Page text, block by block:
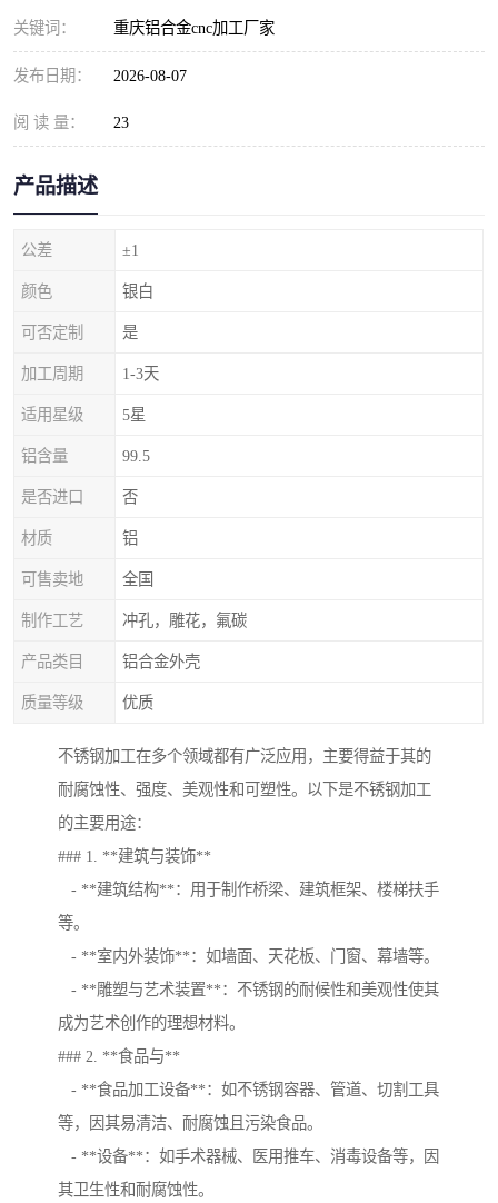
关键词： 重庆铝合金cnc加工厂家
发布日期： 2026-08-07
阅 读 量： 23
产品描述
公差 ±1
颜色 银白
可否定制 是
加工周期 1-3天
适用星级 5星
铝含量 99.5
是否进口 否
材质 铝
可售卖地 全国
制作工艺 冲孔，雕花，氟碳
产品类目 铝合金外壳
质量等级 优质
不锈钢加工在多个领域都有广泛应用，主要得益于其的
耐腐蚀性、强度、美观性和可塑性。以下是不锈钢加工
的主要用途：
### 1. **建筑与装饰**
- **建筑结构**：用于制作桥梁、建筑框架、楼梯扶手
等。
- **室内外装饰**：如墙面、天花板、门窗、幕墙等。
- **雕塑与艺术装置**：不锈钢的耐候性和美观性使其
成为艺术创作的理想材料。
### 2. **食品与**
- **食品加工设备**：如不锈钢容器、管道、切割工具
等，因其易清洁、耐腐蚀且污染食品。
- **设备**：如手术器械、医用推车、消毒设备等，因
其卫生性和耐腐蚀性。